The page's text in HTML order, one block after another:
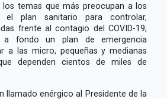
temas que más preocupan a los
el plan sanitario para controlar,
frente al contagio del COVID-19;
fondo un plan de emergencia
a las micro, pequeñas y medianas
dependen cientos de miles de
llamado enérgico al Presidente de la